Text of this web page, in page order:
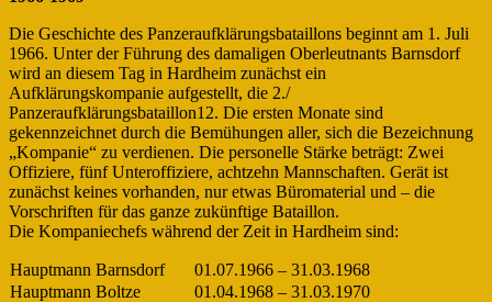
Die Geschichte des Panzeraufklärungsbataillons beginnt am 1. Juli
1966. Unter der Führung des damaligen Oberleutnants Barnsdorf
wird an diesem Tag in Hardheim zunächst ein
Aufklärungskompanie aufgestellt, die 2./
Panzeraufklärungsbataillon12. Die ersten Monate sind
gekennzeichnet durch die Bemühungen aller, sich die Bezeichnung
„Kompanie“ zu verdienen. Die personelle Stärke beträgt: Zwei
Offiziere, fünf Unteroffiziere, achtzehn Mannschaften. Gerät ist
zunächst keines vorhanden, nur etwas Büromaterial und – die
Vorschriften für das ganze zukünftige Bataillon.
Die Kompaniechefs während der Zeit in Hardheim sind:
Hauptmann Barnsdorf
01.07.1966 – 31.03.1968
Hauptmann Boltze
01.04.1968 – 31.03.1970